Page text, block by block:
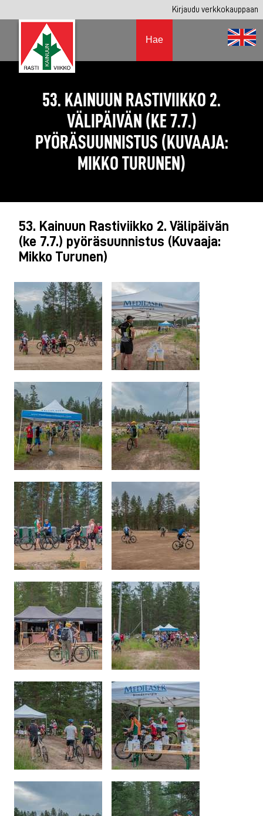
Kirjaudu verkkokauppaan
Hae
53. KAINUUN RASTIVIIKKO 2.
VÄLIPÄIVÄN (KE 7.7.)
PYÖRÄSUUNNISTUS (KUVAAJA:
MIKKO TURUNEN)
53. Kainuun Rastiviikko 2. Välipäivän
(ke 7.7.) pyöräsuunnistus (Kuvaaja:
Mikko Turunen)